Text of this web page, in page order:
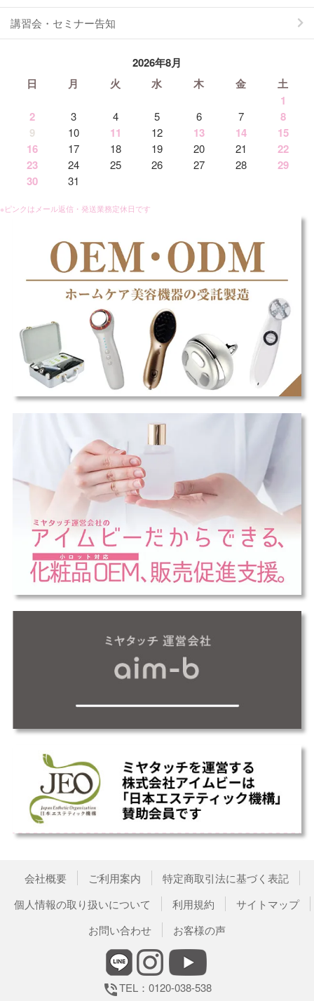
講習会・セミナー告知
2026年8月
日
月 火 水 木 金
土
1
2
3 4 5 6 7
8
9
10 11 12 13 14
15
16
17 18 19 20 21
22
23
24 25 26 27 28
29
30
31
会社概要 ご利用案内
特定商取引法に基づく表記
個人情報の取り扱いについて
利用規約
サイトマップ
お問い合わせ
お客様の声
phone_in_talkTEL：0120-038-538